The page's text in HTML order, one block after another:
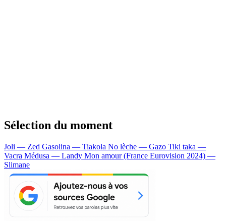
Sélection du moment
Joli — Zed Gasolina — Tiakola No lèche — Gazo Tiki taka —
Vacra Médusa — Landy Mon amour (France Eurovision 2024) —
Slimane